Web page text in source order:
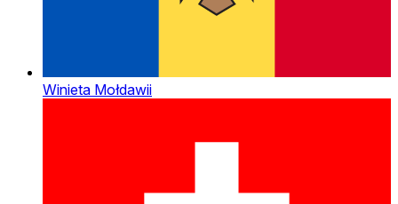
Winieta Mołdawii